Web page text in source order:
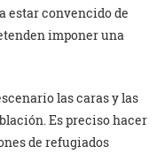
estar convencido de
imponer una
las caras y las
Es preciso hacer
de refugiados